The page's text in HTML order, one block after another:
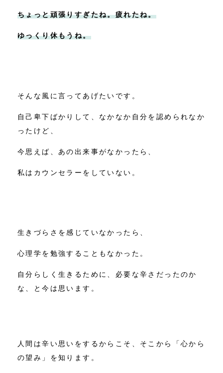
ちょっと頑張りすぎたね。疲れたね。
ゆっくり休もうね。
そんな風に言ってあげたいです。
自己卑下ばかりして、なかなか自分を認められなか
ったけど、
今思えば、あの出来事がなかったら、
私はカウンセラーをしていない。
生きづらさを感じていなかったら、
心理学を勉強することもなかった。
自分らしく生きるために、必要な辛さだったのか
な、と今は思います。
人間は辛い思いをするからこそ、そこから「心から
の望み」を知ります。